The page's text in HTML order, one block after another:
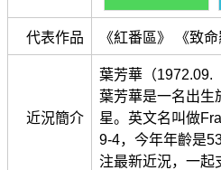
代表作品 《紅番區》 《致命
近況簡介
葉芳華（1972.09.
葉芳華是一名出生
星。英文名叫做
9-4，今年年齡是
注最新近況，一起